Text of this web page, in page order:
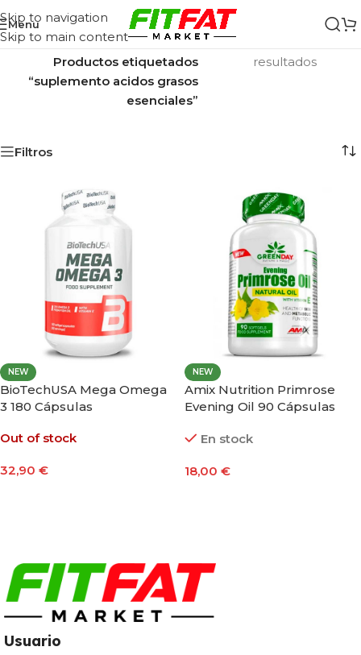
Skip to navigation
Skip to main content
Menu
Inicio/
Productos etiquetados
“suplemento acidos grasos
esenciales”
resultados
Filtros
NEW
BioTechUSA Mega Omega
3 180 Cápsulas
Out of stock
32,90 €
NEW
Amix Nutrition Primrose
Evening Oil 90 Cápsulas
En stock
18,00 €
Usuario